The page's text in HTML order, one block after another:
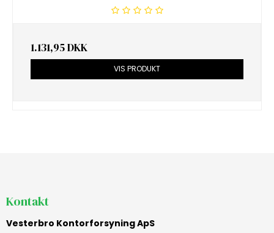
1.131,95 DKK
VIS PRODUKT
Kontakt
Vesterbro Kontorforsyning ApS